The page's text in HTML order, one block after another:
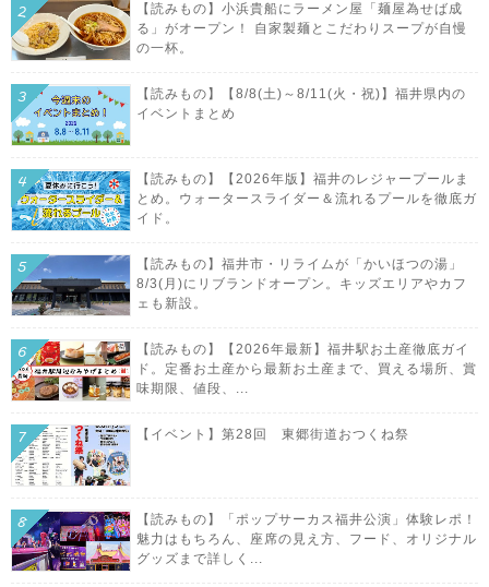
【読みもの】小浜貴船にラーメン屋「麺屋為せば成
る」がオープン！ 自家製麺とこだわりスープが自慢
の一杯。
【読みもの】【8/8(土)～8/11(火・祝)】福井県内の
イベントまとめ
【読みもの】【2026年版】福井のレジャープールま
とめ。ウォータースライダー＆流れるプールを徹底ガ
イド。
【読みもの】福井市・リライムが「かいほつの湯」
8/3(月)にリブランドオープン。キッズエリアやカフ
ェも新設。
【読みもの】【2026年最新】福井駅お土産徹底ガイ
ド。定番お土産から最新お土産まで、買える場所、賞
味期限、値段、...
【イベント】第28回 東郷街道おつくね祭
【読みもの】「ポップサーカス福井公演」体験レポ！
魅力はもちろん、座席の見え方、フード、オリジナル
グッズまで詳しく...